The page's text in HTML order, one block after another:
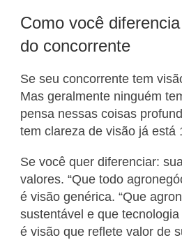
Como você
do concorrente
Se seu concorrente tem
Mas geralmente ninguém
pensa nessas coisas
tem clareza de visão já está
Se você quer diferenciar:
valores. “Que todo
é visão genérica. “Que
sustentável e que
é visão que reflete valor de